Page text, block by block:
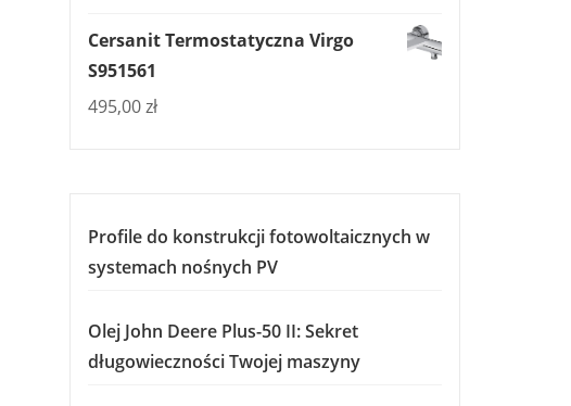
Cersanit Termostatyczna Virgo
S951561
495,00zł
Profile do konstrukcji fotowoltaicznych w
systemach nośnych PV
Olej John Deere Plus-50 II: Sekret
długowieczności Twojej maszyny